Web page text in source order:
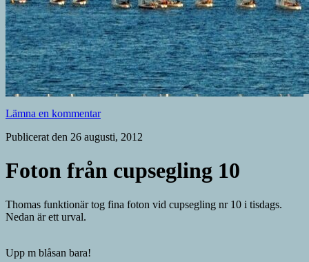
Lämna en kommentar
Publicerat den 26 augusti, 2012
Foton från cupsegling 10
Thomas funktionär tog fina foton vid cupsegling nr 10 i tisdags.
Nedan är ett urval.
Upp m blåsan bara!